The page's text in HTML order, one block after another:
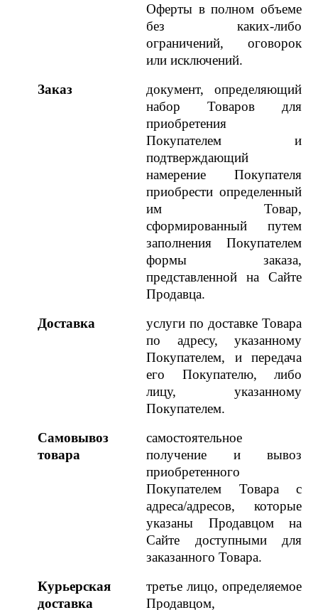
Оферты в полном объеме
без каких-либо
ограничений, оговорок
или исключений.
Заказ
документ, определяющий
набор Товаров для
приобретения
Покупателем и
подтверждающий
намерение Покупателя
приобрести определенный
им Товар,
сформированный путем
заполнения Покупателем
формы заказа,
представленной на Сайте
Продавца.
Доставка
услуги по доставке Товара
по адресу, указанному
Покупателем, и передача
его Покупателю, либо
лицу, указанному
Покупателем.
Самовывоз
товара
самостоятельное
получение и вывоз
приобретенного
Покупателем Товара с
адреса/адресов, которые
указаны Продавцом на
Сайте доступными для
заказанного Товара.
Курьерская
доставка
третье лицо, определяемое
Продавцом,